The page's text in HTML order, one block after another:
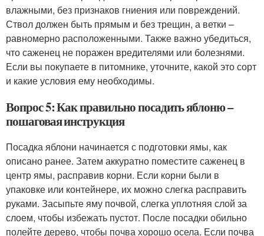
влажными, без признаков гниения или повреждений.
Ствол должен быть прямым и без трещин, а ветки –
равномерно расположенными. Также важно убедиться,
что саженец не поражен вредителями или болезнями.
Если вы покупаете в питомнике, уточните, какой это сорт
и какие условия ему необходимы.
Вопрос 5: Как правильно посадить яблоню –
пошаговая инструкция
Посадка яблони начинается с подготовки ямы, как
описано ранее. Затем аккуратно поместите саженец в
центр ямы, расправив корни. Если корни были в
упаковке или контейнере, их можно слегка расправить
руками. Засыпьте яму почвой, слегка уплотняя слой за
слоем, чтобы избежать пустот. После посадки обильно
полейте дерево, чтобы почва хорошо осела. Если почва